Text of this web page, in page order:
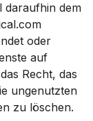
daraufhin dem
oder
auf
Recht, das
ungenutzten
zu löschen.